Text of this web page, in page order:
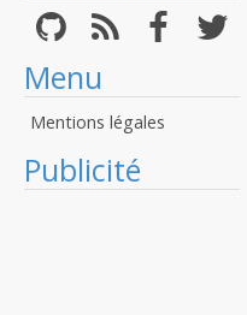
Menu
Mentions légales
Publicité